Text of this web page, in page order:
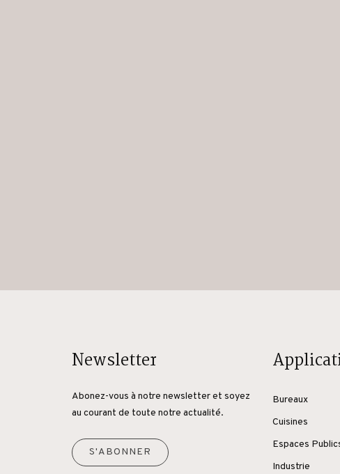
Newsletter
Abonez-vous à notre newsletter et soyez
au courant de toute notre actualité.
S'ABONNER
Bureaux
Cuisines
Espaces
Industrie